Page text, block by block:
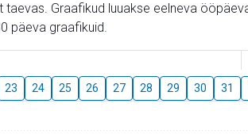
Graafikud luuakse eelneva
päeva graafikuid.
23 24 25 26 27 28 29 30 31